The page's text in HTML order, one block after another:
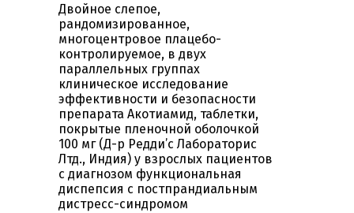
Двойное слепое,
рандомизированное,
многоцентровое плацебо-
контролируемое, в двух
параллельных группах
клиническое исследование
эффективности и безопасности
препарата Акотиамид, таблетки,
покрытые пленочной оболочкой
100 мг (Д-р Редди’с Лабораторис
Лтд., Индия) у взрослых пациентов
с диагнозом функциональная
диспепсия с постпрандиальным
дистресс-синдромом